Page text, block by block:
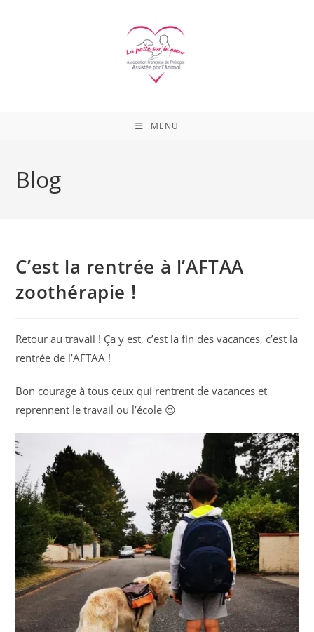
MENU
Blog
C’est la rentrée à l’AFTAA
zoothérapie !
Retour au travail ! Ça y est, c’est la fin des vacances, c’est la
rentrée de l’AFTAA !
Bon courage à tous ceux qui rentrent de vacances et
reprennent le travail ou l’école 😉